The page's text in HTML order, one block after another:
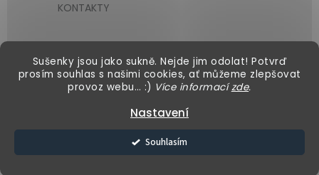
Sušenky jsou jako sukně. Nejde jim odolat! Potvrď
prosím souhlas s našimi cookies, ať můžeme zlepšovat
provoz webu… :) Více informacízde.
Nastavení
Souhlasím
KONTAKTY
Vytvořil Shoptet &
Copyright 2026Black Mountain. Všechna práva vyhrazena.
Upravit nastavení cookies